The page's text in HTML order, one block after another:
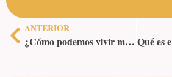
ANTERIOR
¿Cómo podemos vivir mejor? Video de TED-Ed España